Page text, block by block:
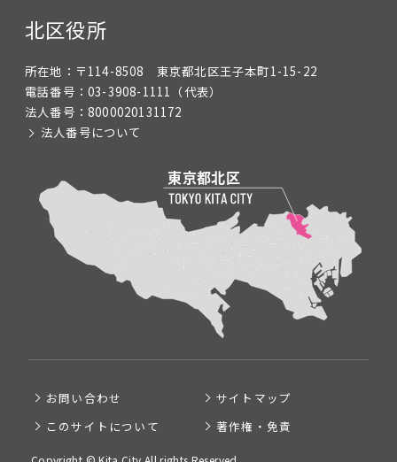
北区役所
所在地： 〒114-8508 東京都北区王子本町1-15-22
電話番号： 03-3908-1111 （代表）
法人番号： 8000020131172
法人番号について
お問い合わせ
サイトマップ
このサイトについて
著作権・免責